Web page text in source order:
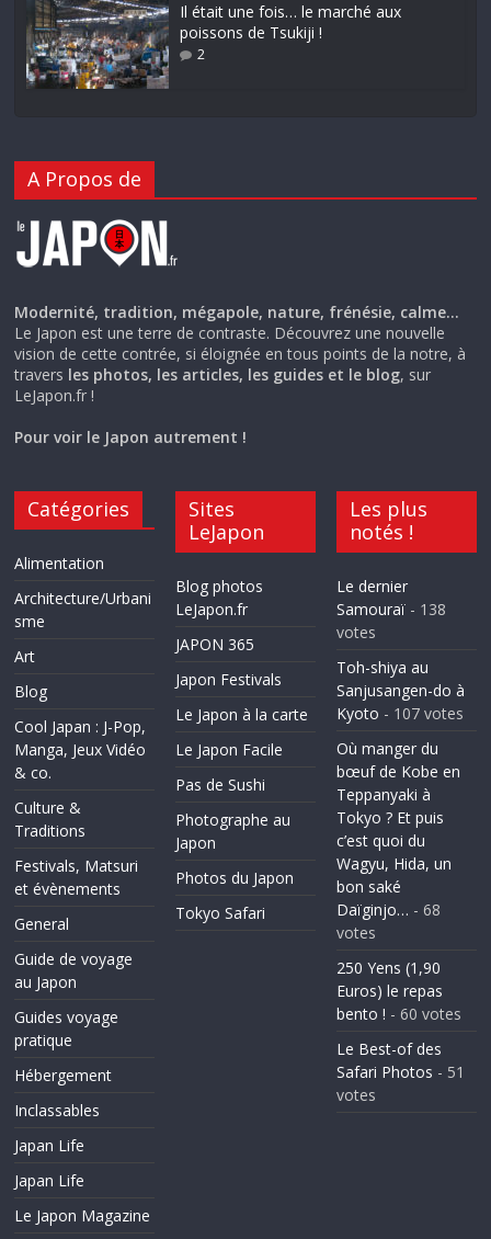
Il était une fois… le marché aux
poissons de Tsukiji !
2
A Propos de
Modernité, tradition, mégapole, nature, frénésie, calme…
Le Japon est une terre de contraste. Découvrez une nouvelle
vision de cette contrée, si éloignée en tous points de la notre, à
travers les photos, les articles, les guides et le blog, sur
LeJapon.fr !
Pour voir le Japon autrement !
Catégories
Alimentation
Architecture/Urbani
sme
Art
Blog
Cool Japan : J-Pop,
Manga, Jeux Vidéo
& co.
Culture &
Traditions
Festivals, Matsuri
et évènements
General
Guide de voyage
au Japon
Guides voyage
pratique
Hébergement
Inclassables
Japan Life
Japan Life
Le Japon Magazine
Sites
LeJapon
Blog photos
LeJapon.fr
JAPON 365
Japon Festivals
Le Japon à la carte
Le Japon Facile
Pas de Sushi
Photographe au
Japon
Photos du Japon
Tokyo Safari
Les plus
notés !
Le dernier
Samouraï- 138
votes
Toh-shiya au
Sanjusangen-do à
Kyoto - 107 votes
Où manger du
bœuf de Kobe en
Teppanyaki à
Tokyo ? Et puis
c’est quoi du
Wagyu, Hida, un
bon saké
Daïginjo… - 68
votes
250 Yens (1,90
Euros) le repas
bento ! - 60 votes
Le Best-of des
Safari Photos - 51
votes